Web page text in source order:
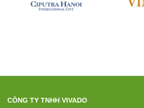
CÔNG TY TNHH VIVADO